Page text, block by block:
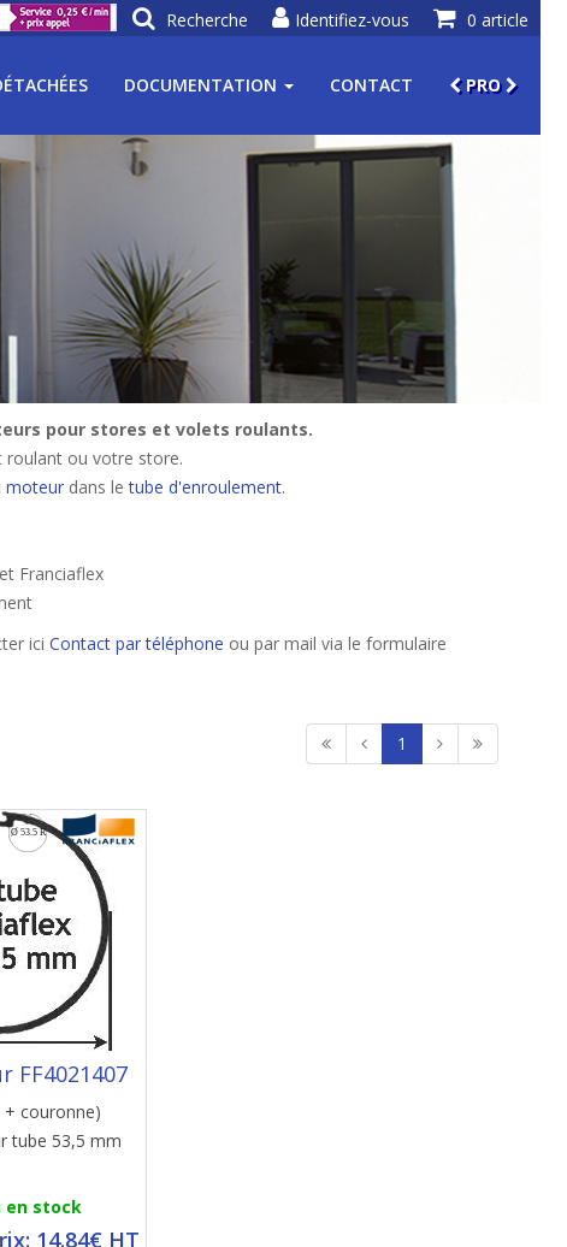
0 article
Identifiez-vous
Recherche
DOCUMENTATION CONTACT PRO
pour stores et volets roulants.
roulant ou votre store.
moteurdans letube d'enroulement.
Franciaflex
ici Contact par téléphone ou par mail via le formulaire
1
FF4021407
+ couronne)
tube 53,5 mm
en stock
14.84€ HT